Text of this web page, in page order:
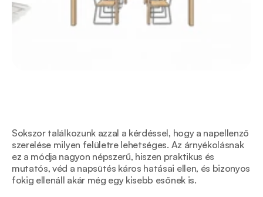
Sokszor találkozunk azzal a kérdéssel, hogy a napellenző
szerelése milyen felületre lehetséges. Az árnyékolásnak
ez a módja nagyon népszerű, hiszen praktikus és
mutatós, véd a napsütés káros hatásai ellen, és bizonyos
fokig ellenáll akár még egy kisebb esőnek is.